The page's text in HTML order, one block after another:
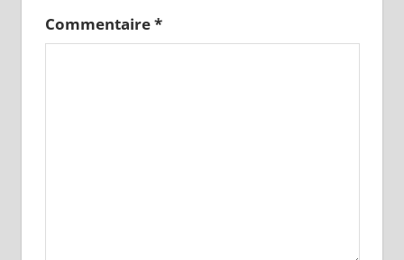
Commentaire*